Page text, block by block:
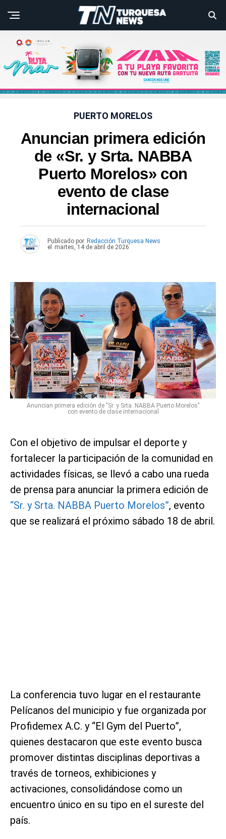
PUERTO MORELOS
Anuncian primera edición
de «Sr. y Srta. NABBA
Puerto Morelos» con
evento de clase
internacional
Publicado por Redacción Turquesa News
el
martes, 14 de abril de 2026
Anuncian primera edición de "Sr. y Srta. NABBA Puerto Morelos"
con evento de clase internacional
Con el objetivo de impulsar el deporte y
fortalecer la participación de la comunidad en
actividades físicas, se llevó a cabo una rueda
de prensa para anunciar la primera edición de
“Sr. y Srta. NABBA Puerto Morelos”, evento
que se realizará el próximo sábado 18 de abril.
La conferencia tuvo lugar en el restaurante
Pelícanos del municipio y fue organizada por
Profidemex A.C. y “El Gym del Puerto”,
quienes destacaron que este evento busca
promover distintas disciplinas deportivas a
través de torneos, exhibiciones y
activaciones, consolidándose como un
encuentro único en su tipo en el sureste del
país.